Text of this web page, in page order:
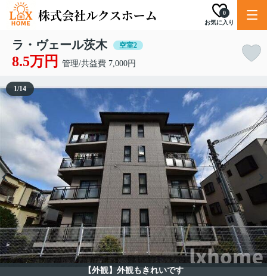
お気に入り
0
ラ・ヴェール茨木 空室2
8.5万円 管理/共益費 7,000円
【外観】外観もきれいです
1/14